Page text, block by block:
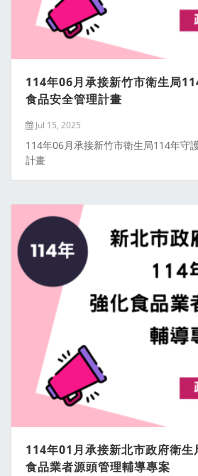
114年06月承接新竹市衛生局
食品安全管理計畫
Jul 15, 2025
114年06月承接新竹市衛生局114年守
計畫
114年01月承接新北市政府衛
食品業者源頭管理輔導專案